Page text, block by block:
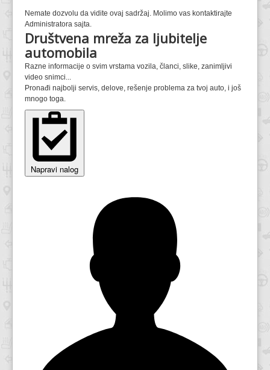
Nemate dozvolu da vidite ovaj sadržaj. Molimo vas kontaktirajte
Administratora sajta.
Društvena mreža za ljubitelje
automobila
Razne informacije o svim vrstama vozila, članci, slike, zanimljivi
video snimci...
Pronađi najbolji servis, delove, rešenje problema za tvoj auto, i još
mnogo toga.
Napravi nalog